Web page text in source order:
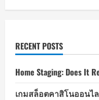
RECENT POSTS
Home Staging: Does It
เกมสล็อตคาสิโนออนไ